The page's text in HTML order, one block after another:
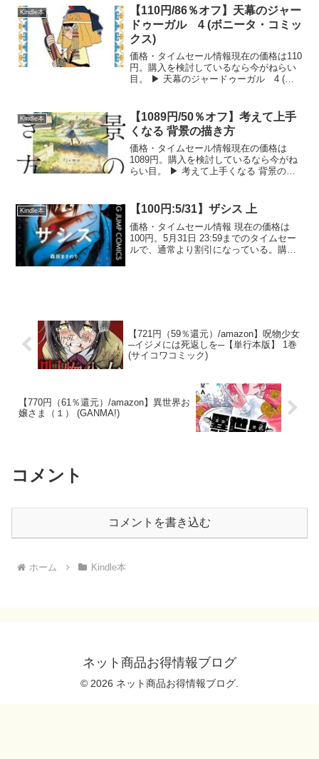
4コマセレクション)の詳しい内容ラッ...
Kindle本
【110円/86％オフ】天幕のジャー
ドゥーガル 4 (ボニータ・コミッ
クス)
価格・タイムセール情報現在の価格は110
円。購入を検討しているなら今がねらい
目。 ▶ 天幕のジャードゥーガル 4 (ボ
ミックス)の詳しい内容本巻では、対金
戦...
Kindle本
【1089円/50％オフ】考えて上手
くなる 背景の描き方
価格・タイムセール情報現在の価格は
1089円。購入を検討しているなら今がね
らい目。 ▶ 考えて上手くなる 背景の描
を描く際に必要な基礎知識を、この一冊
で学ぶこと...
Kindle本 【100円:5/31】ザシス 上
価格・タイムセール情報 現在の価格は
100円。5月31日 23:59までのタイムセー
ルで、通常より割引になっている。購入
【721円（59％還元）/amazon】呪物少女
─イジメには死返しを─【単行本版】 1巻
(サイコワコミック)
【770円（61％還元）/amazon】異世界お
嬢さま（１） (GANMA!)
コメント
コメントを書き込む
ホーム Kindle本
ネット商品お得情報ブログ
© 2026 ネット商品お得情報ブログ.